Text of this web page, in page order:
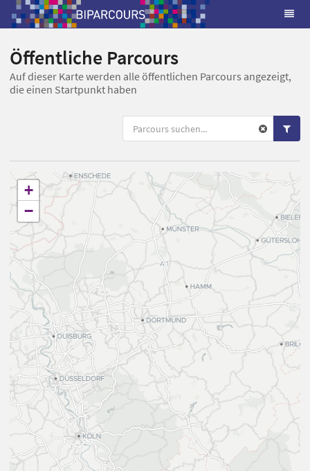
Öffentliche Parcours
Auf dieser Karte werden alle öffentlichen Parcours angezeigt,
die einen Startpunkt haben
+
−